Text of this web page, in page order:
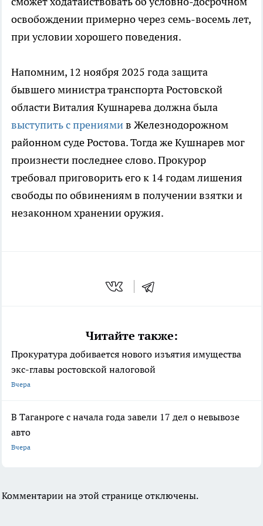
освобождении примерно через семь-восемь лет,
при условии хорошего поведения.
Напомним, 12 ноября 2025 года защита
бывшего министра транспорта Ростовской
области Виталия Кушнарева должна была
выступить с прениямив Железнодорожном
районном суде Ростова. Тогда же Кушнарев мог
произнести последнее слово. Прокурор
требовал приговорить его к 14 годам лишения
свободы по обвинениям в получении взятки и
незаконном хранении оружия.
Читайте также:
Прокуратура добивается нового изъятия имущества
экс-главы ростовской налоговой
Вчера
В Таганроге с начала года завели 17 дел о невывозе
авто
Вчера
Комментарии на этой странице отключены.